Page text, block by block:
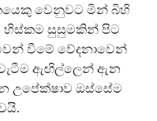
වෙනුවට මින් බිහි
හිස්කම සුසුමකින් පිට
වීමේ වේදනාවෙන්
වැටීම ඇඟිල්ලෙන් ඇන
උපේක්ෂාව ඔස්සේම